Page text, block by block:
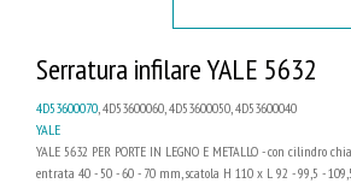
Serratura infilare YALE 5632
4D53600070 , 4D53600060, 4D53600050, 4D53600040
YALE
YALE 5632 PER PORTE IN LEGNO E METALLO - con cilindro
entrata 40 - 50 - 60 - 70 mm, scatola H 110 x L 92 - 99,5 -